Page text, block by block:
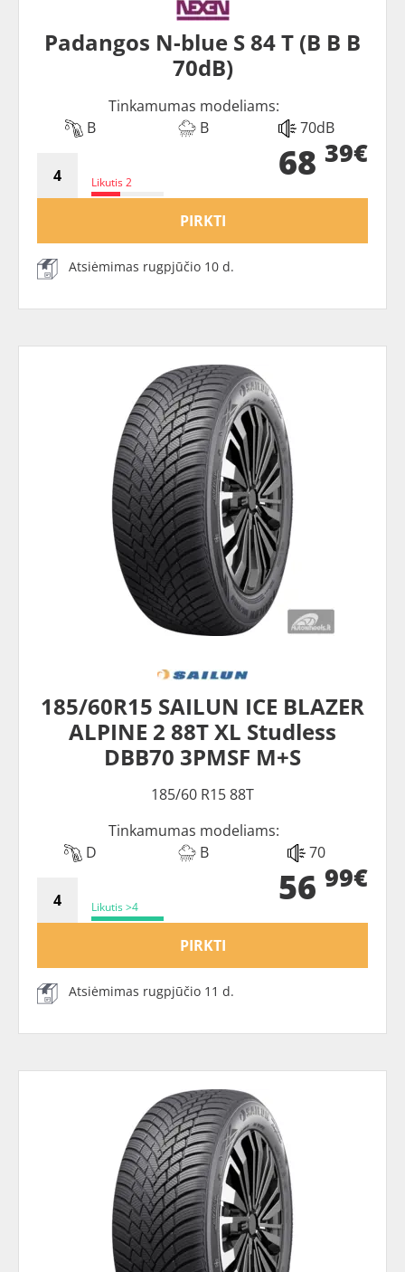
Padangos N-blue S 84 T (B B B
70dB)
Tinkamumas modeliams:
B
B 70dB
Likutis 2 68 39€
PIRKTI
Atsiėmimas rugpjūčio 10 d.
185/60R15 SAILUN ICE BLAZER
ALPINE 2 88T XL Studless
DBB70 3PMSF M+S
185/60 R15 88T
Tinkamumas modeliams:
D
B 70
Likutis >4 56 99€
PIRKTI
Atsiėmimas rugpjūčio 11 d.